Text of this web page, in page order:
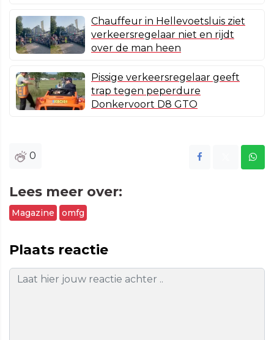
Chauffeur in Hellevoetsluis ziet
verkeersregelaar niet en rijdt
over de man heen
Pissige verkeersregelaar geeft
trap tegen peperdure
Donkervoort D8 GTO
0
Lees meer over:
Magazine omfg
Plaats reactie